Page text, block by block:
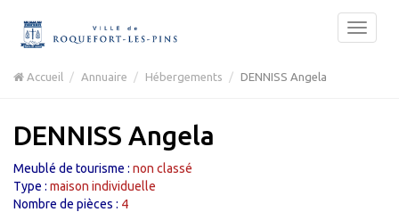
Accueil Annuaire Hébergements DENNISS Angela
DENNISS Angela
Meublé de tourisme : non classé
Type : maison individuelle
Nombre de pièces : 4